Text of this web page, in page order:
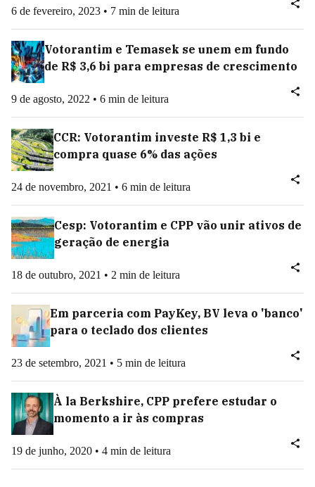
6 de fevereiro, 2023 • 7 min de leitura
Votorantim e Temasek se unem em fundo
de R$ 3,6 bi para empresas de crescimento
9 de agosto, 2022 • 6 min de leitura
CCR: Votorantim investe R$ 1,3 bi e
compra quase 6% das ações
24 de novembro, 2021 • 6 min de leitura
Cesp: Votorantim e CPP vão unir ativos de
geração de energia
18 de outubro, 2021 • 2 min de leitura
Em parceria com PayKey, BV leva o 'banco'
para o teclado dos clientes
23 de setembro, 2021 • 5 min de leitura
À la Berkshire, CPP prefere estudar o
momento a ir às compras
19 de junho, 2020 • 4 min de leitura